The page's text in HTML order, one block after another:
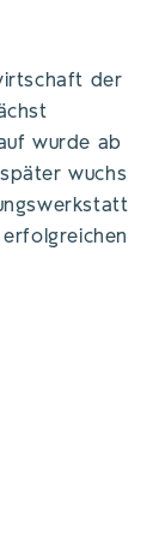
der
wurde ab
wuchs